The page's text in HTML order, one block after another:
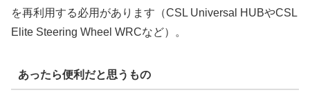
を再利用する必用があります（CSL Universal HUBやCSL
Elite Steering Wheel WRCなど）。
あったら便利だと思うもの